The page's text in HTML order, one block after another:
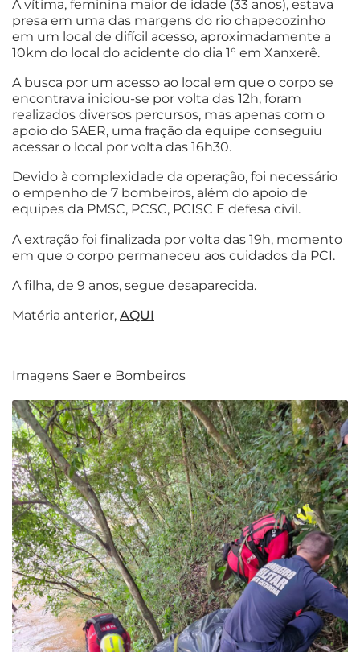
A vítima, feminina maior de idade (33 anos), estava
presa em uma das margens do rio chapecozinho
em um local de difícil acesso, aproximadamente a
10km do local do acidente do dia 1° em Xanxerê.
A busca por um acesso ao local em que o corpo se
encontrava iniciou-se por volta das 12h, foram
realizados diversos percursos, mas apenas com o
apoio do SAER, uma fração da equipe conseguiu
acessar o local por volta das 16h30.
Devido à complexidade da operação, foi necessário
o empenho de 7 bombeiros, além do apoio de
equipes da PMSC, PCSC, PCISC E defesa civil.
A extração foi finalizada por volta das 19h, momento
em que o corpo permaneceu aos cuidados da PCI.
A filha, de 9 anos, segue desaparecida.
Matéria anterior, AQUI
Imagens Saer e Bombeiros